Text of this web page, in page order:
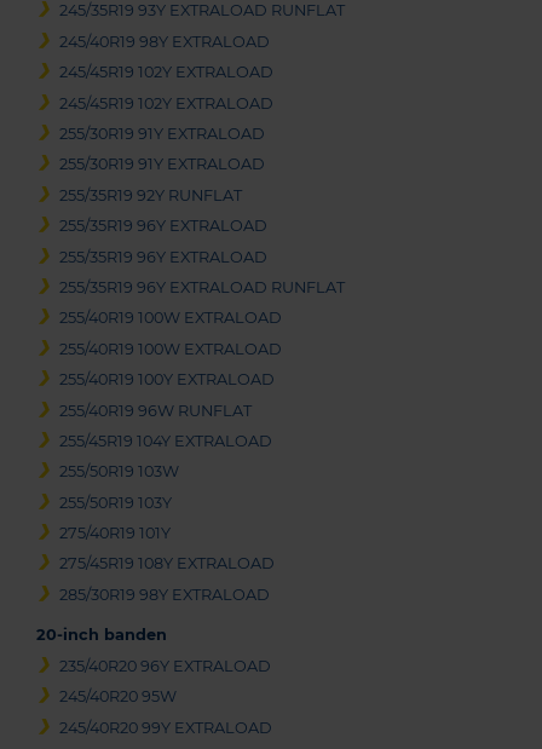
245/35R19 93Y EXTRALOAD RUNFLAT
245/40R19 98Y EXTRALOAD
245/45R19 102Y EXTRALOAD
245/45R19 102Y EXTRALOAD
255/30R19 91Y EXTRALOAD
255/30R19 91Y EXTRALOAD
255/35R19 92Y RUNFLAT
255/35R19 96Y EXTRALOAD
255/35R19 96Y EXTRALOAD
255/35R19 96Y EXTRALOAD RUNFLAT
255/40R19 100W EXTRALOAD
255/40R19 100W EXTRALOAD
255/40R19 100Y EXTRALOAD
255/40R19 96W RUNFLAT
255/45R19 104Y EXTRALOAD
255/50R19 103W
255/50R19 103Y
275/40R19 101Y
275/45R19 108Y EXTRALOAD
285/30R19 98Y EXTRALOAD
20-inch banden
235/40R20 96Y EXTRALOAD
245/40R20 95W
245/40R20 99Y EXTRALOAD